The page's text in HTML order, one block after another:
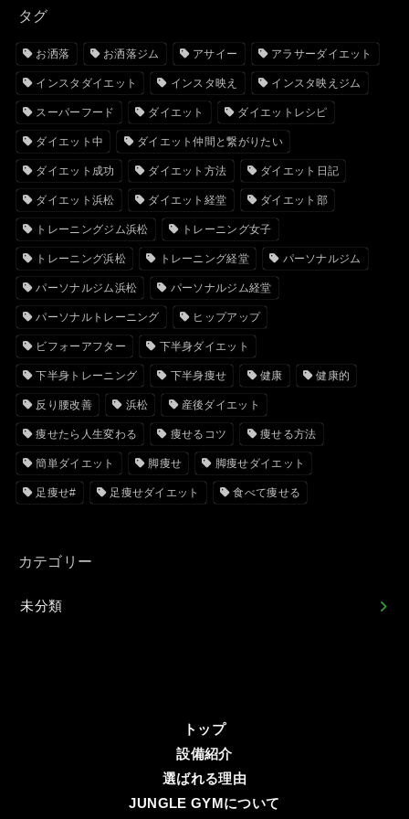
タグ
お洒落 お洒落ジム アサイー アラサーダイエット
インスタダイエット インスタ映え インスタ映えジム
スーパーフード ダイエット ダイエットレシピ
ダイエット中 ダイエット仲間と繋がりたい
ダイエット成功 ダイエット方法 ダイエット日記
ダイエット浜松 ダイエット経堂 ダイエット部
トレーニングジム浜松 トレーニング女子
トレーニング浜松 トレーニング経堂 パーソナルジム
パーソナルジム浜松 パーソナルジム経堂
パーソナルトレーニング ヒップアップ
ビフォーアフター 下半身ダイエット
下半身トレーニング 下半身痩せ 健康 健康的
反り腰改善 浜松 産後ダイエット
痩せたら人生変わる 痩せるコツ 痩せる方法
簡単ダイエット 脚痩せ 脚痩せダイエット
足痩せ# 足痩せダイエット 食べて痩せる
カテゴリー
未分類
トップ
設備紹介
選ばれる理由
JUNGLE GYMについて